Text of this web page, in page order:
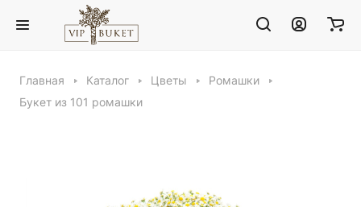
Главная Каталог Цветы
Ромашки
Букет из 101 ромашки